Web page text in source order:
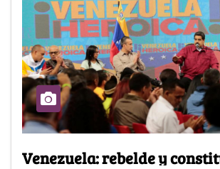
Venezuela: rebelde y